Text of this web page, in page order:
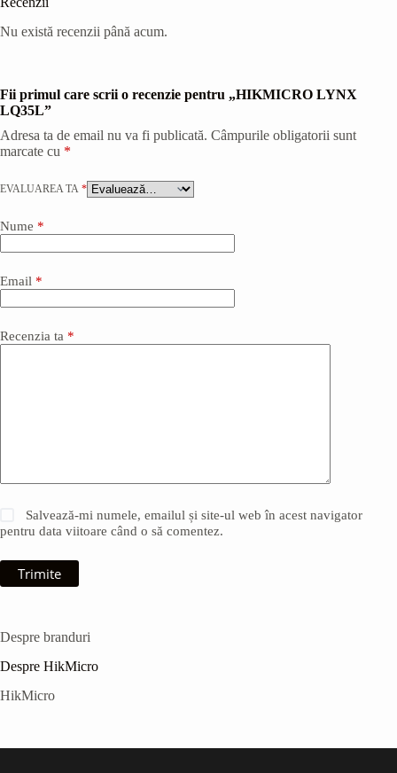
Nu există recenzii până acum.
Fii primul care scrii o recenzie pentru „HIKMICRO LYNX
LQ35L”
Adresa ta de email nu va fi publicată. Câmpurile obligatorii sunt
marcate cu *
EVALUAREA TA *
Nume *
Email *
Recenzia ta *
Salvează-mi numele, emailul și site-ul web în acest navigator
pentru data viitoare când o să comentez.
Trimite
Despre branduri
Despre HikMicro
HikMicro